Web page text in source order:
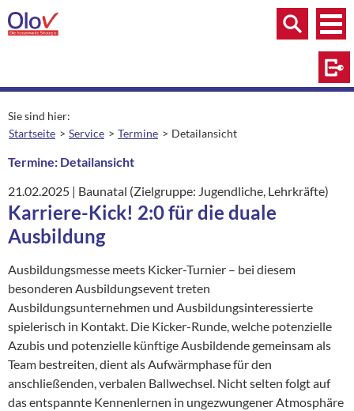
Zum Inhalt springen
Menü
Menü
Suche
Sie sind hier:
Startseite
Service Termine aktuelle Seite:
Detailansicht
Termine: Detailansicht
21.02.2025 | Ort:
Baunatal (Zielgruppe: Jugendliche, Lehrkräfte)
Karriere-Kick! 2:0 für die duale
Ausbildung
Ausbildungsmesse meets Kicker-Turnier – bei diesem
besonderen Ausbildungsevent treten
Ausbildungsunternehmen und Ausbildungsinteressierte
spielerisch in Kontakt. Die Kicker-Runde, welche potenzielle
Azubis und potenzielle künftige Ausbildende gemeinsam als
Team bestreiten, dient als Aufwärmphase für den
anschließenden, verbalen Ballwechsel. Nicht selten folgt auf
das entspannte Kennenlernen in ungezwungener Atmosphäre